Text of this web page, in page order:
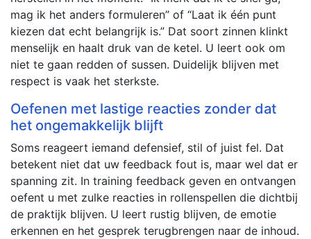
mag ik het anders formuleren” of “Laat ik één punt
kiezen dat echt belangrijk is.” Dat soort zinnen klinkt
menselijk en haalt druk van de ketel. U leert ook om
niet te gaan redden of sussen. Duidelijk blijven met
respect is vaak het sterkste.
Oefenen met lastige reacties zonder dat
het ongemakkelijk blijft
Soms reageert iemand defensief, stil of juist fel. Dat
betekent niet dat uw feedback fout is, maar wel dat er
spanning zit. In training feedback geven en ontvangen
oefent u met zulke reacties in rollenspellen die dichtbij
de praktijk blijven. U leert rustig blijven, de emotie
erkennen en het gesprek terugbrengen naar de inhoud.